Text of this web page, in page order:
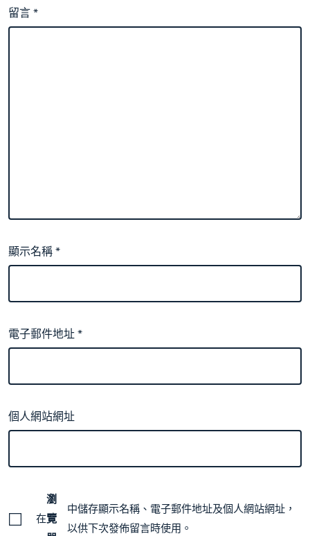
留言*
顯示名稱*
電子郵件地址*
個人網站網址
在
瀏
覽
中儲存顯示名稱、電子郵件地址及個人網站網址，
以供下次發佈留言時使用。